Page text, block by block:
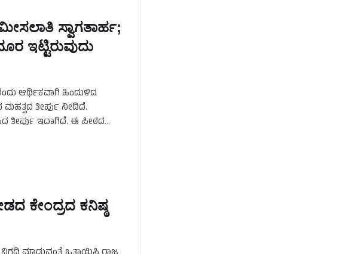
ಸ್ವಾಗತಾರ್ಹ;
ಇಟ್ಟಿರುವುದು
ಆರ್ಥಿಕವಾಗಿ ಹಿಂದುಳಿದ
ತೀರ್ಪು ನೀಡಿದೆ.
ಇದಾಗಿದೆ. ಈ ಪೀಠದ
ಕೇಂದ್ರದ ಕನಿಷ್ಠ